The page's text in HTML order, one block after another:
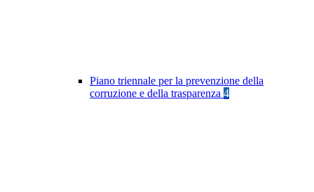
Piano triennale per la prevenzione della
corruzione e della trasparenza 4